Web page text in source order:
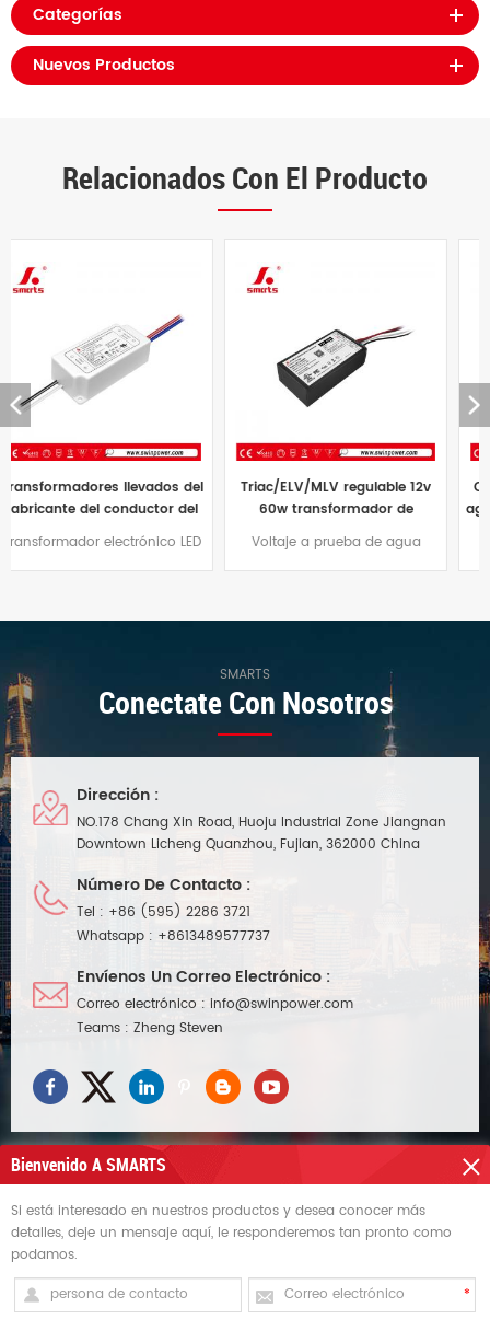
Categorías
Nuevos Productos
Relacionados Con El Producto
Triac/ELV/MLV regulable 12v
60w transformador de
controlador de led
impermeable 60w 24vdc
precio
Voltaje a prueba de agua
Controlador led resistente al
agua de voltaje constante 24V
led regulable ip67 96W
El controlador LED regulable
SMARTS
Conectate Con Nosotros
Dirección :
NO.178 Chang Xin Road, Huoju Industrial Zone Jiangnan
Downtown Licheng Quanzhou, Fujian, 362000 China
Número De Contacto :
Tel : +86 (595) 2286 3721
Whatsapp : +8613489577737
Envíenos Un Correo Electrónico :
Correo electrónico : info@swinpower.com
Teams : Zheng Steven
NECESITAS AYUDA
ETIQUETAS CALIENTES
REGÍSTRATE PARA RECIBIR ACTUALIZACIONES
Bienvenido A SMARTS
Si está interesado en nuestros productos y desea conocer más
detalles, deje un mensaje aquí, le responderemos tan pronto como
podamos.